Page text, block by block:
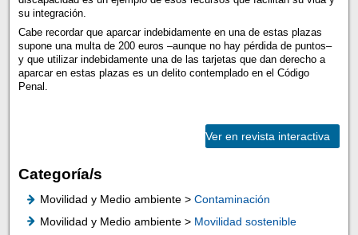
su integración.
Cabe recordar que aparcar indebidamente en una de estas plazas
supone una multa de 200 euros –aunque no hay pérdida de puntos–
y que utilizar indebidamente una de las tarjetas que dan derecho a
aparcar en estas plazas es un delito contemplado en el Código
Penal.
Ver en revista interactiva
Categoría/s
Movilidad y Medio ambiente > Contaminación
Movilidad y Medio ambiente > Movilidad sostenible